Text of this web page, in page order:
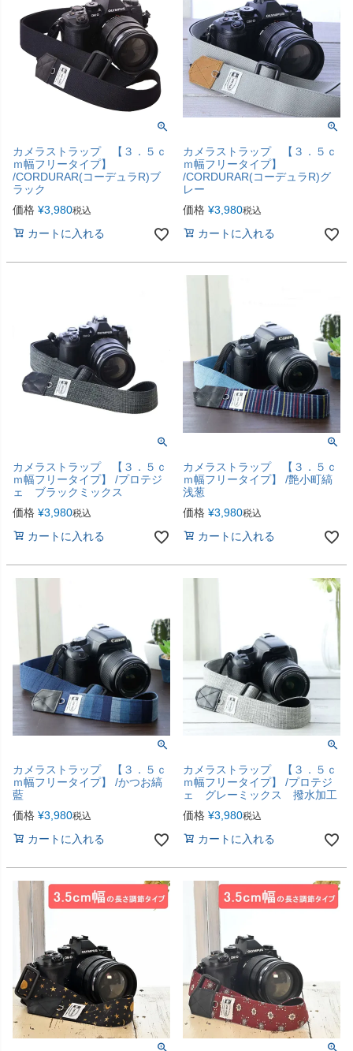
カメラストラップ 【３．５ｃ
ｍ幅フリータイプ】
/CORDURAR(コーデュラR)ブ
ラック
価格 ¥3,980税込
カートに入れる
カメラストラップ 【３．５ｃ
ｍ幅フリータイプ】
/CORDURAR(コーデュラR)グ
レー
価格 ¥3,980税込
カートに入れる
カメラストラップ 【３．５ｃ
ｍ幅フリータイプ】 /プロテジ
ェ ブラックミックス
価格 ¥3,980税込
カートに入れる
カメラストラップ 【３．５ｃ
ｍ幅フリータイプ】 /艶小町縞
浅葱
価格 ¥3,980税込
カートに入れる
カメラストラップ 【３．５ｃ
ｍ幅フリータイプ】 /かつお縞
藍
価格 ¥3,980税込
カートに入れる
カメラストラップ 【３．５ｃ
ｍ幅フリータイプ】 /プロテジ
ェ グレーミックス 撥水加工
価格 ¥3,980税込
カートに入れる